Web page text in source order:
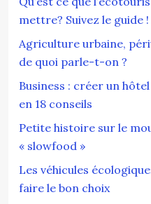
mettre? Suivez le guide !
Agriculture urbaine,
de quoi parle-t-on ?
Business : créer un
en 18 conseils
Petite histoire sur le
« slowfood »
Les véhicules
faire le bon choix